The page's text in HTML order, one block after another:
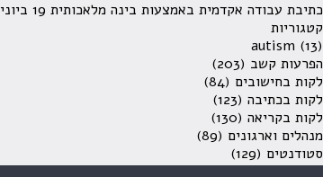
כתיבת עבודה אקדמית באמצעות בינה מלאכותית 19 ביוני 2022
קטגוריות
autism (13)
הפרעות קשב (203)
לקות בחישובים (84)
לקות בכתיבה (123)
לקות בקריאה (130)
מנהלים וארגונים (89)
סטודנטים (129)